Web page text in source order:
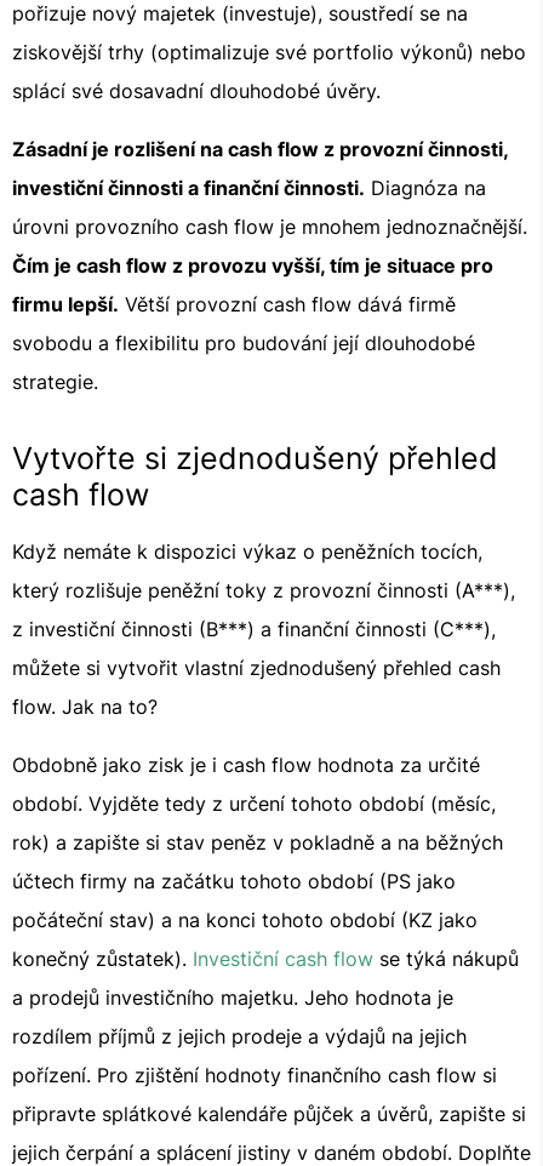
pořizuje nový majetek (investuje), soustředí se na
ziskovější trhy (optimalizuje své portfolio výkonů) nebo
splácí své dosavadní dlouhodobé úvěry.
Zásadní je rozlišení na cash flow z provozní činnosti,
investiční činnosti a finanční činnosti. Diagnóza na
úrovni provozního cash flow je mnohem jednoznačnější.
Čím je cash flow z provozu vyšší, tím je situace pro
firmu lepší. Větší provozní cash flow dává firmě
svobodu a flexibilitu pro budování její dlouhodobé
strategie.
Vytvořte si zjednodušený přehled
cash flow
Když nemáte k dispozici výkaz o peněžních tocích,
který rozlišuje peněžní toky z provozní činnosti (A***),
z investiční činnosti (B***) a finanční činnosti (C***),
můžete si vytvořit vlastní zjednodušený přehled cash
flow. Jak na to?
Obdobně jako zisk je i cash flow hodnota za určité
období. Vyjděte tedy z určení tohoto období (měsíc,
rok) a zapište si stav peněz v pokladně a na běžných
účtech firmy na začátku tohoto období (PS jako
počáteční stav) a na konci tohoto období (KZ jako
konečný zůstatek). Investiční cash flow se týká nákupů
a prodejů investičního majetku. Jeho hodnota je
rozdílem příjmů z jejich prodeje a výdajů na jejich
pořízení. Pro zjištění hodnoty finančního cash flow si
připravte splátkové kalendáře půjček a úvěrů, zapište si
jejich čerpání a splácení jistiny v daném období. Doplňte